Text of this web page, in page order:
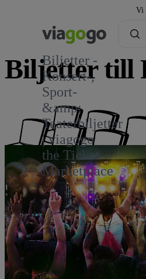
Vi
Biljetter -
Konsert-,
Sport-
&amp;
Teaterbiljetter
| viagogo
the Ticket
Marketplace
Biljetter till